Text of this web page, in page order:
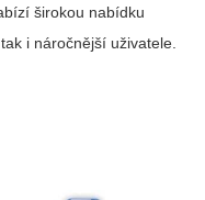
širokou nabídku
i náročnější uživatele.